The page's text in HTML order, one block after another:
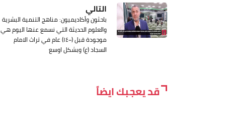
التالي
باحثون وأكاديميون: مناهج التنمية البشرية
والعلوم الحديثة التي نسمع عنها اليوم هي
موجودة قبل (١٤٠٠) عام في تراث الامام
السجاد (ع) وبشكل اوسع
قد يعجبك ايضاً